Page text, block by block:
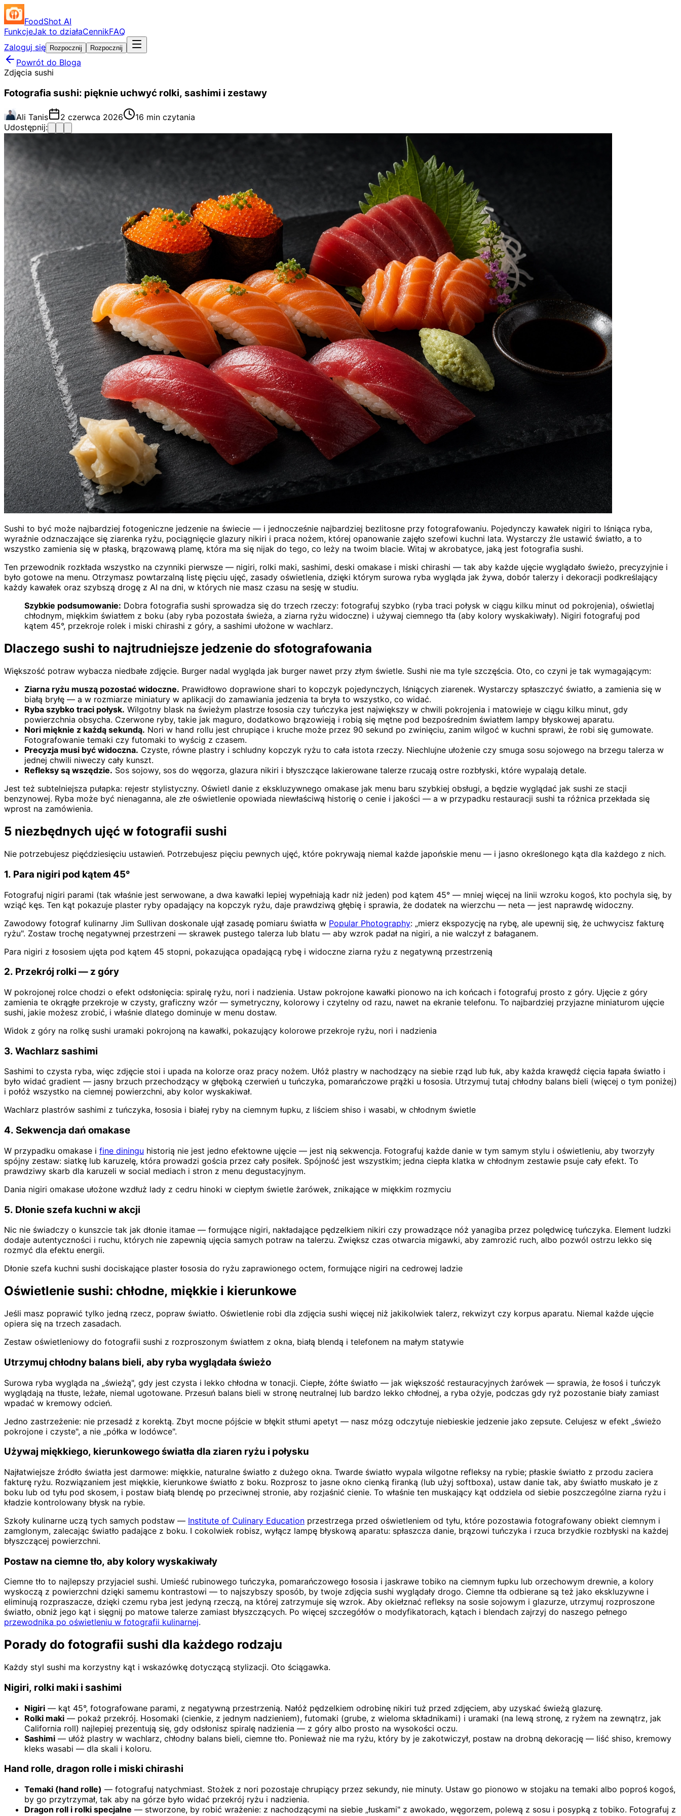
FoodShot AI
FunkcjeJak to działaCennikFAQ
Zaloguj się
Rozpocznij Rozpocznij
Powrót do Bloga
Zdjęcia sushi
Fotografia sushi: pięknie uchwyć rolki, sashimi i zestawy
Ali Tanis 2 czerwca 2026
16 min czytania
Udostępnij:
Sushi to być może najbardziej fotogeniczne jedzenie na świecie — i jednocześnie najbardziej bezlitosne przy fotografowaniu. Pojedynczy kawałek nigiri to lśniąca ryba,
wyraźnie odznaczające się ziarenka ryżu, pociągnięcie glazury nikiri i praca nożem, której opanowanie zajęło szefowi kuchni lata. Wystarczy źle ustawić światło, a to
wszystko zamienia się w płaską, brązowawą plamę, która ma się nijak do tego, co leży na twoim blacie. Witaj w akrobatyce, jaką jest fotografia sushi.
Ten przewodnik rozkłada wszystko na czynniki pierwsze — nigiri, rolki maki, sashimi, deski omakase i miski chirashi — tak aby każde ujęcie wyglądało świeżo, precyzyjnie i
było gotowe na menu. Otrzymasz powtarzalną listę pięciu ujęć, zasady oświetlenia, dzięki którym surowa ryba wygląda jak żywa, dobór talerzy i dekoracji podkreślający
każdy kawałek oraz szybszą drogę z AI na dni, w których nie masz czasu na sesję w studiu.
Szybkie podsumowanie: Dobra fotografia sushi sprowadza się do trzech rzeczy: fotografuj szybko (ryba traci połysk w ciągu kilku minut od pokrojenia), oświetlaj
chłodnym, miękkim światłem z boku (aby ryba pozostała świeża, a ziarna ryżu widoczne) i używaj ciemnego tła (aby kolory wyskakiwały). Nigiri fotografuj pod
kątem 45°, przekroje rolek i miski chirashi z góry, a sashimi ułożone w wachlarz.
Dlaczego sushi to najtrudniejsze jedzenie do sfotografowania
Większość potraw wybacza niedbałe zdjęcie. Burger nadal wygląda jak burger nawet przy złym świetle. Sushi nie ma tyle szczęścia. Oto, co czyni je tak wymagającym:
Ziarna ryżu muszą pozostać widoczne. Prawidłowo doprawione shari to kopczyk pojedynczych, lśniących ziarenek. Wystarczy spłaszczyć światło, a zamienia się w
białą bryłę — a w rozmiarze miniatury w aplikacji do zamawiania jedzenia ta bryła to wszystko, co widać.
Ryba szybko traci połysk. Wilgotny blask na świeżym plastrze łososia czy tuńczyka jest największy w chwili pokrojenia i matowieje w ciągu kilku minut, gdy
powierzchnia obsycha. Czerwone ryby, takie jak maguro, dodatkowo brązowieją i robią się mętne pod bezpośrednim światłem lampy błyskowej aparatu.
Nori mięknie z każdą sekundą. Nori w hand rollu jest chrupiące i kruche może przez 90 sekund po zwinięciu, zanim wilgoć w kuchni sprawi, że robi się gumowate.
Fotografowanie temaki czy futomaki to wyścig z czasem.
Precyzja musi być widoczna. Czyste, równe plastry i schludny kopczyk ryżu to cała istota rzeczy. Niechlujne ułożenie czy smuga sosu sojowego na brzegu talerza w
jednej chwili niweczy cały kunszt.
Refleksy są wszędzie. Sos sojowy, sos do węgorza, glazura nikiri i błyszczące lakierowane talerze rzucają ostre rozbłyski, które wypalają detale.
Jest też subtelniejsza pułapka: rejestr stylistyczny. Oświetl danie z ekskluzywnego omakase jak menu baru szybkiej obsługi, a będzie wyglądać jak sushi ze stacji
benzynowej. Ryba może być nienaganna, ale złe oświetlenie opowiada niewłaściwą historię o cenie i jakości — a w przypadku restauracji sushi ta różnica przekłada się
wprost na zamówienia.
5 niezbędnych ujęć w fotografii sushi
Nie potrzebujesz pięćdziesięciu ustawień. Potrzebujesz pięciu pewnych ujęć, które pokrywają niemal każde japońskie menu — i jasno określonego kąta dla każdego z nich.
1. Para nigiri pod kątem 45°
Fotografuj nigiri parami (tak właśnie jest serwowane, a dwa kawałki lepiej wypełniają kadr niż jeden) pod kątem 45° — mniej więcej na linii wzroku kogoś, kto pochyla się, by
wziąć kęs. Ten kąt pokazuje plaster ryby opadający na kopczyk ryżu, daje prawdziwą głębię i sprawia, że dodatek na wierzchu — neta — jest naprawdę widoczny.
Zawodowy fotograf kulinarny Jim Sullivan doskonale ujął zasadę pomiaru światła w Popular Photography: „mierz ekspozycję na rybę, ale upewnij się, że uchwycisz fakturę
ryżu". Zostaw trochę negatywnej przestrzeni — skrawek pustego talerza lub blatu — aby wzrok padał na nigiri, a nie walczył z bałaganem.
Para nigiri z łososiem ujęta pod kątem 45 stopni, pokazująca opadającą rybę i widoczne ziarna ryżu z negatywną przestrzenią
2. Przekrój rolki — z góry
W pokrojonej rolce chodzi o efekt odsłonięcia: spiralę ryżu, nori i nadzienia. Ustaw pokrojone kawałki pionowo na ich końcach i fotografuj prosto z góry. Ujęcie z góry
zamienia te okrągłe przekroje w czysty, graficzny wzór — symetryczny, kolorowy i czytelny od razu, nawet na ekranie telefonu. To najbardziej przyjazne miniaturom ujęcie
sushi, jakie możesz zrobić, i właśnie dlatego dominuje w menu dostaw.
Widok z góry na rolkę sushi uramaki pokrojoną na kawałki, pokazujący kolorowe przekroje ryżu, nori i nadzienia
3. Wachlarz sashimi
Sashimi to czysta ryba, więc zdjęcie stoi i upada na kolorze oraz pracy nożem. Ułóż plastry w nachodzący na siebie rząd lub łuk, aby każda krawędź cięcia łapała światło i
było widać gradient — jasny brzuch przechodzący w głęboką czerwień u tuńczyka, pomarańczowe prążki u łososia. Utrzymuj tutaj chłodny balans bieli (więcej o tym poniżej)
i połóż wszystko na ciemnej powierzchni, aby kolor wyskakiwał.
Wachlarz plastrów sashimi z tuńczyka, łososia i białej ryby na ciemnym łupku, z liściem shiso i wasabi, w chłodnym świetle
4. Sekwencja dań omakase
W przypadku omakase i fine diningu historią nie jest jedno efektowne ujęcie — jest nią sekwencja. Fotografuj każde danie w tym samym stylu i oświetleniu, aby tworzyły
spójny zestaw: siatkę lub karuzelę, która prowadzi gościa przez cały posiłek. Spójność jest wszystkim; jedna ciepła klatka w chłodnym zestawie psuje cały efekt. To
prawdziwy skarb dla karuzeli w social mediach i stron z menu degustacyjnym.
Dania nigiri omakase ułożone wzdłuż lady z cedru hinoki w ciepłym świetle żarówek, znikające w miękkim rozmyciu
5. Dłonie szefa kuchni w akcji
Nic nie świadczy o kunszcie tak jak dłonie itamae — formujące nigiri, nakładające pędzelkiem nikiri czy prowadzące nóż yanagiba przez polędwicę tuńczyka. Element ludzki
dodaje autentyczności i ruchu, których nie zapewnią ujęcia samych potraw na talerzu. Zwiększ czas otwarcia migawki, aby zamrozić ruch, albo pozwól ostrzu lekko się
rozmyć dla efektu energii.
Dłonie szefa kuchni sushi dociskające plaster łososia do ryżu zaprawionego octem, formujące nigiri na cedrowej ladzie
Oświetlenie sushi: chłodne, miękkie i kierunkowe
Jeśli masz poprawić tylko jedną rzecz, popraw światło. Oświetlenie robi dla zdjęcia sushi więcej niż jakikolwiek talerz, rekwizyt czy korpus aparatu. Niemal każde ujęcie
opiera się na trzech zasadach.
Zestaw oświetleniowy do fotografii sushi z rozproszonym światłem z okna, białą blendą i telefonem na małym statywie
Utrzymuj chłodny balans bieli, aby ryba wyglądała świeżo
Surowa ryba wygląda na „świeżą", gdy jest czysta i lekko chłodna w tonacji. Ciepłe, żółte światło — jak większość restauracyjnych żarówek — sprawia, że łosoś i tuńczyk
wyglądają na tłuste, leżałe, niemal ugotowane. Przesuń balans bieli w stronę neutralnej lub bardzo lekko chłodnej, a ryba ożyje, podczas gdy ryż pozostanie biały zamiast
wpadać w kremowy odcień.
Jedno zastrzeżenie: nie przesadź z korektą. Zbyt mocne pójście w błękit stłumi apetyt — nasz mózg odczytuje niebieskie jedzenie jako zepsute. Celujesz w efekt „świeżo
pokrojone i czyste", a nie „półka w lodówce".
Używaj miękkiego, kierunkowego światła dla ziaren ryżu i połysku
Najłatwiejsze źródło światła jest darmowe: miękkie, naturalne światło z dużego okna. Twarde światło wypala wilgotne refleksy na rybie; płaskie światło z przodu zaciera
fakturę ryżu. Rozwiązaniem jest miękkie, kierunkowe światło z boku. Rozprosz to jasne okno cienką firanką (lub użyj softboxa), ustaw danie tak, aby światło muskało je z
boku lub od tyłu pod skosem, i postaw białą blendę po przeciwnej stronie, aby rozjaśnić cienie. To właśnie ten muskający kąt oddziela od siebie poszczególne ziarna ryżu i
kładzie kontrolowany błysk na rybie.
Szkoły kulinarne uczą tych samych podstaw — Institute of Culinary Education przestrzega przed oświetleniem od tyłu, które pozostawia fotografowany obiekt ciemnym i
zamglonym, zalecając światło padające z boku. I cokolwiek robisz, wyłącz lampę błyskową aparatu: spłaszcza danie, brązowi tuńczyka i rzuca brzydkie rozbłyski na każdej
błyszczącej powierzchni.
Postaw na ciemne tło, aby kolory wyskakiwały
Ciemne tło to najlepszy przyjaciel sushi. Umieść rubinowego tuńczyka, pomarańczowego łososia i jaskrawe tobiko na ciemnym łupku lub orzechowym drewnie, a kolory
wyskoczą z powierzchni dzięki samemu kontrastowi — to najszybszy sposób, by twoje zdjęcia sushi wyglądały drogo. Ciemne tła odbierane są też jako ekskluzywne i
eliminują rozpraszacze, dzięki czemu ryba jest jedyną rzeczą, na której zatrzymuje się wzrok. Aby okiełznać refleksy na sosie sojowym i glazurze, utrzymuj rozproszone
światło, obniż jego kąt i sięgnij po matowe talerze zamiast błyszczących. Po więcej szczegółów o modyfikatorach, kątach i blendach zajrzyj do naszego pełnego
przewodnika po oświetleniu w fotografii kulinarnej.
Porady do fotografii sushi dla każdego rodzaju
Każdy styl sushi ma korzystny kąt i wskazówkę dotyczącą stylizacji. Oto ściągawka.
Nigiri, rolki maki i sashimi
Nigiri — kąt 45°, fotografowane parami, z negatywną przestrzenią. Nałóż pędzelkiem odrobinę nikiri tuż przed zdjęciem, aby uzyskać świeżą glazurę.
Rolki maki — pokaż przekrój. Hosomaki (cienkie, z jednym nadzieniem), futomaki (grube, z wieloma składnikami) i uramaki (na lewą stronę, z ryżem na zewnątrz, jak
California roll) najlepiej prezentują się, gdy odsłonisz spiralę nadzienia — z góry albo prosto na wysokości oczu.
Sashimi — ułóż plastry w wachlarz, chłodny balans bieli, ciemne tło. Ponieważ nie ma ryżu, który by je zakotwiczył, postaw na drobną dekorację — liść shiso, kremowy
kleks wasabi — dla skali i koloru.
Hand rolle, dragon rolle i miski chirashi
Temaki (hand rolle) — fotografuj natychmiast. Stożek z nori pozostaje chrupiący przez sekundy, nie minuty. Ustaw go pionowo w stojaku na temaki albo poproś kogoś,
by go przytrzymał, tak aby na górze było widać przekrój ryżu i nadzienia.
Dragon roll i rolki specjalne — stworzone, by robić wrażenie: z nachodzącymi na siebie „łuskami" z awokado, węgorzem, polewą z sosu i posypką z tobiko. Fotografuj z